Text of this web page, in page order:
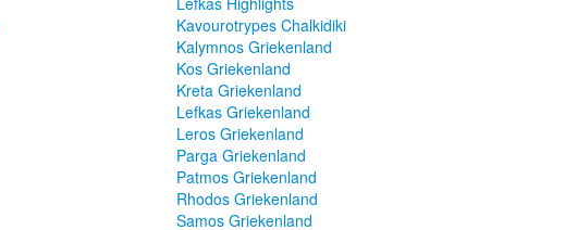
Kavourotrypes Chalkidiki
Kalymnos Griekenland
Kos Griekenland
Kreta Griekenland
Lefkas Griekenland
Leros Griekenland
Parga Griekenland
Patmos Griekenland
Rhodos Griekenland
Samos Griekenland